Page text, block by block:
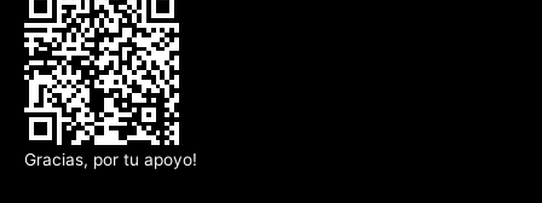
Gracias, por tu apoyo!